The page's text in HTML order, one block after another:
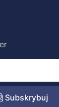
Subskrybuj